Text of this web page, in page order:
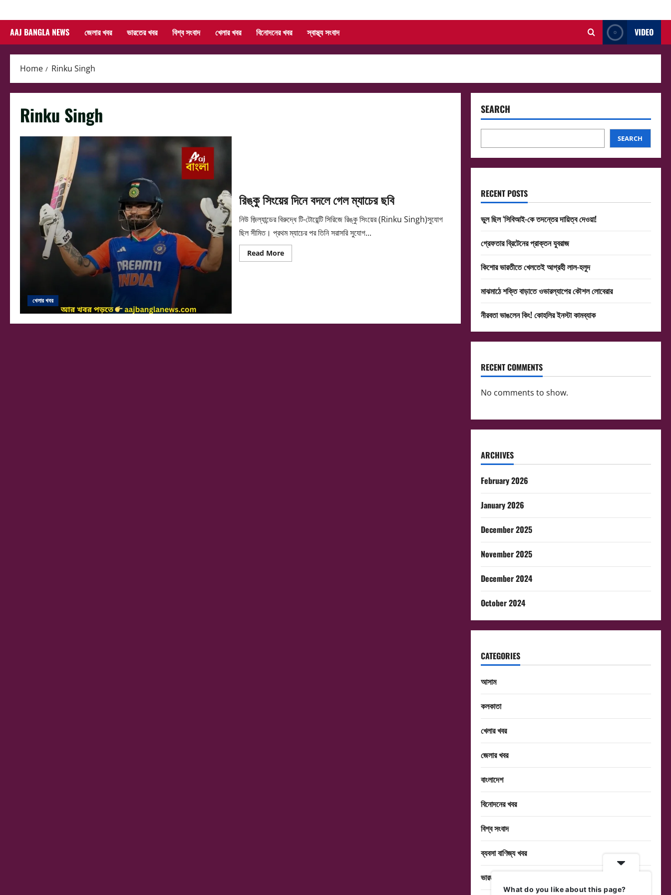
to
content
AAJ BANGLA NEWS জেলার খবর ভারতের খবর বিশ্ব সংবাদ খেলার খবর বিনোদনের খবর স্বাস্থ্য সংবাদ VIDEO
Home Rinku Singh
Rinku Singh
খেলার খবর
রিঙ্কু সিংয়ের দিনে বদলে গেল ম্যাচের ছবি
নিউ জ়িল্যান্ডের বিরুদ্ধে টি-টোয়েন্টি সিরিজে রিঙ্কু সিংয়ের (Rinku Singh)সুযোগ
ছিল সীমিত। প্রথম ম্যাচের পর তিনি সরাসরি সুযোগ...
Read MoreRead
more
SEARCH
SEARCH
RECENT POSTS
ভুল ছিল ‘সিবিআই-কে তদন্তের দায়িত্ব দেওয়া!
গ্রেফতার ব্রিটেনের প্রাক্তন যুবরাজ
কিশোর ভারতীতে খেলতেই আগ্রহী লাল-হলুদ
মাঝমাঠে শক্তি বাড়াতে ওভারল্যাপের কৌশল লোবেরার
নীরবতা ভাঙলেন কিং! কোহলির ইনস্টা কামব্যাক
RECENT COMMENTS
No comments to show.
ARCHIVES
February 2026
January 2026
December 2025
November 2025
December 2024
October 2024
CATEGORIES
আসাম
কলকাতা
খেলার খবর
জেলার খবর
বাংলাদেশ
বিনোদনের খবর
বিশ্ব সংবাদ
ব্যবসা বাণিজ্য খবর
ভারত
What do you like about this page?